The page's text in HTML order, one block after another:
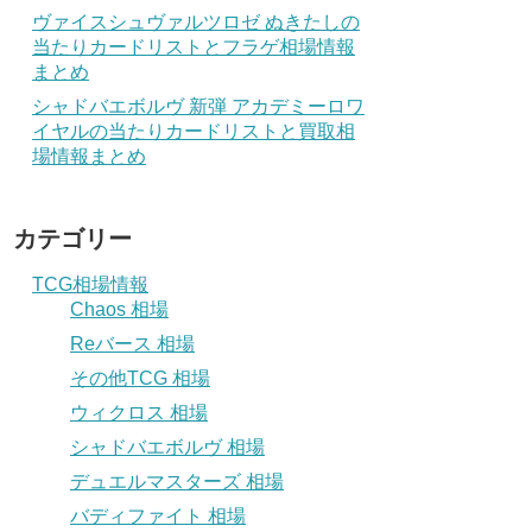
ヴァイスシュヴァルツロゼ ぬきたしの
当たりカードリストとフラゲ相場情報
まとめ
シャドバエボルヴ 新弾 アカデミーロワ
イヤルの当たりカードリストと買取相
場情報まとめ
カテゴリー
TCG相場情報
Chaos 相場
Reバース 相場
その他TCG 相場
ウィクロス 相場
シャドバエボルヴ 相場
デュエルマスターズ 相場
バディファイト 相場